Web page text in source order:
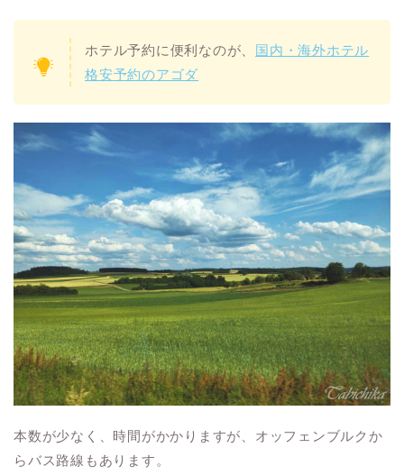
ホテル予約に便利なのが、 国内・海外ホテル
格安予約のアゴダ
本数が少なく、時間がかかりますが、オッフェンブルクか
らバス路線もあります。